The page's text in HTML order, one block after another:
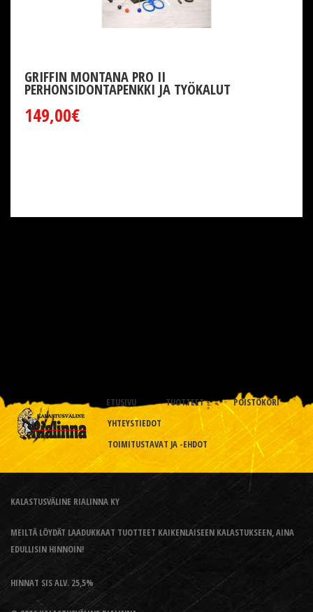
GRIFFIN MONTANA PRO II
PERHONSIDONTAPENKKI JA TYÖKALUT
149,00€
ETUSIVU TUOTTEET
POISTOKORI
YHTEYSTIEDOT
TOIMITUSTAVAT JA -EHDOT
KALASTUSVÄLINE RIALINNA KY
MEILTÄ LÖYDÄT LAADUKKAAT TUOTTEET KAIKENLAISEEN KALASTUKSEEN, AINA
EDULLISIN HINNOIN!
HINNAT SIS ALV. 25,5%